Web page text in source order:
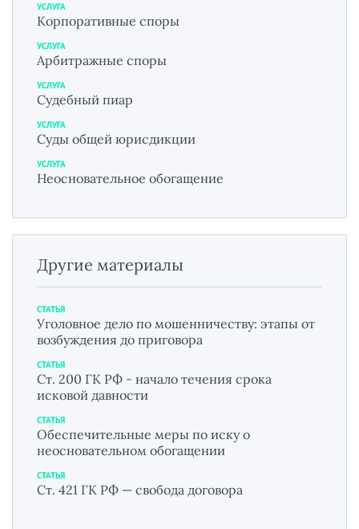
УСЛУГА
Корпоративные споры
УСЛУГА
Арбитражные споры
УСЛУГА
Судебный пиар
УСЛУГА
Суды общей юрисдикции
УСЛУГА
Неосновательное обогащение
Другие материалы
СТАТЬЯ
Уголовное дело по мошенничеству: этапы от
возбуждения до приговора
СТАТЬЯ
Ст. 200 ГК РФ - начало течения срока
исковой давности
СТАТЬЯ
Обеспечительные меры по иску о
неосновательном обогащении
СТАТЬЯ
Ст. 421 ГК РФ — свобода договора